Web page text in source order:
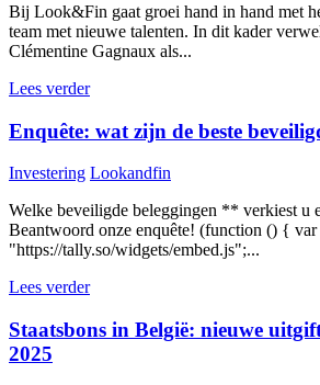
Bij Look&Fin gaat groei hand in hand met
team met nieuwe talenten. In dit kader
Clémentine Gagnaux als...
Lees verder
Enquête: wat zijn de beste
Investering Lookandfin
Welke beveiligde beleggingen ** verkiest u
Beantwoord onze enquête! (function () {
"https://tally.so/widgets/embed.js";...
Lees verder
Staatsbons in België: nieuwe
2025